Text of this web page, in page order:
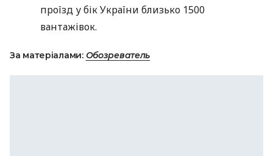
проїзд у бік України близько 1500
вантажівок.
За матеріалами: Обозреватель